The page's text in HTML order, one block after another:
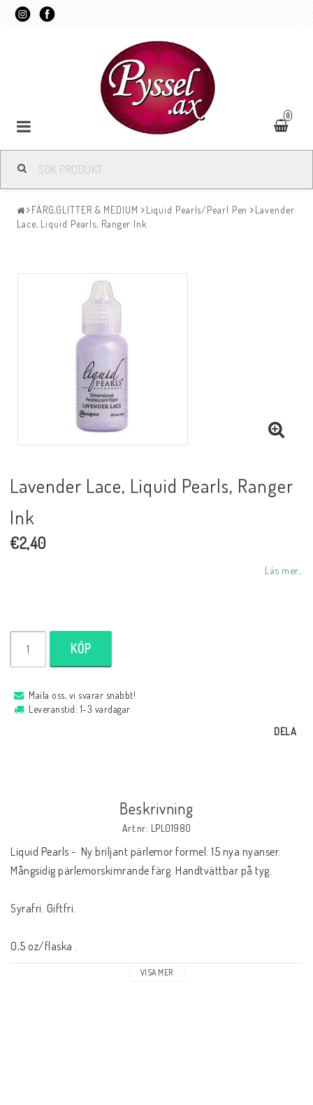
0
FÄRG,GLITTER & MEDIUM Liquid Pearls/Pearl Pen
Lavender
Lace, Liquid Pearls, Ranger Ink
Lavender Lace, Liquid Pearls, Ranger
Ink
€2,40
Läs mer...
KÖP
Maila oss, vi svarar snabbt!
Leveranstid: 1-3 vardagar
DELA
Beskrivning
Art.nr: LPL01980
Liquid Pearls -  Ny briljant pärlemor formel. 15 nya nyanser.
Mångsidig pärlemorskimrande färg. Handtvättbar på tyg.
Syrafri. Giftfri.
0,5 oz/flaska .
VISA MER